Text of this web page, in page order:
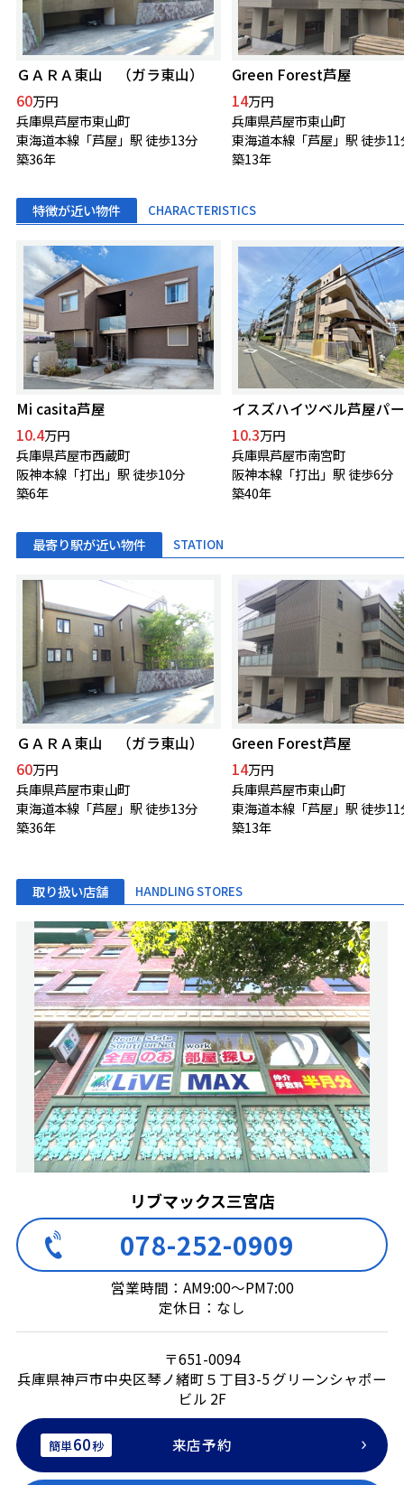
ＧＡＲＡ東山 （ガラ東山）
60万円
兵庫県芦屋市東山町
東海道本線「芦屋」駅 徒歩13分
築36年
Green Forest芦屋
14万円
兵庫県芦屋市東山町
東海道本線「芦屋」駅 徒歩11
築13年
特徴が近い物件 CHARACTERISTICS
Mi casita芦屋
10.4万円
兵庫県芦屋市西蔵町
阪神本線「打出」駅 徒歩10分
築6年
イスズハイツベル芦屋パ
10.3万円
兵庫県芦屋市南宮町
阪神本線「打出」駅 徒歩6分
築40年
最寄り駅が近い物件 STATION
ＧＡＲＡ東山 （ガラ東山）
60万円
兵庫県芦屋市東山町
東海道本線「芦屋」駅 徒歩13分
築36年
Green Forest芦屋
14万円
兵庫県芦屋市東山町
東海道本線「芦屋」駅 徒歩11
築13年
取り扱い店舗 HANDLING STORES
リブマックス三宮店
078-252-0909
営業時間：AM9:00～PM7:00
定休日：なし
〒651-0094
兵庫県神戸市中央区琴ノ緒町５丁目3-5 グリーンシャポー
ビル 2F
簡単60秒 来店予約